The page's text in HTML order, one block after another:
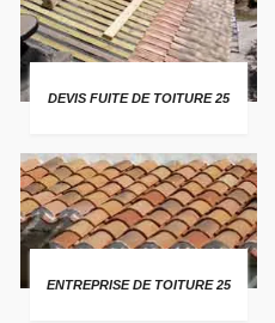
DEVIS FUITE DE TOITURE 25
ENTREPRISE DE TOITURE 25